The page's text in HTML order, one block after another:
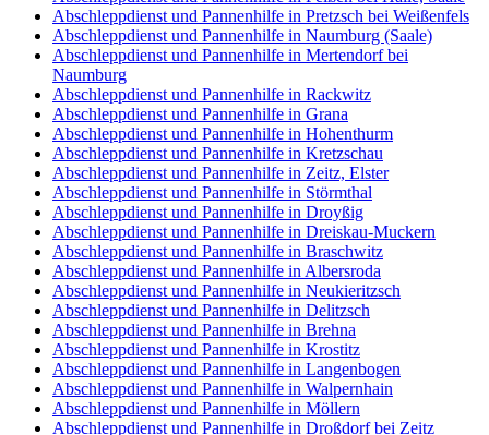
Abschleppdienst und Pannenhilfe in Pretzsch bei Weißenfels
Abschleppdienst und Pannenhilfe in Naumburg (Saale)
Abschleppdienst und Pannenhilfe in Mertendorf bei
Naumburg
Abschleppdienst und Pannenhilfe in Rackwitz
Abschleppdienst und Pannenhilfe in Grana
Abschleppdienst und Pannenhilfe in Hohenthurm
Abschleppdienst und Pannenhilfe in Kretzschau
Abschleppdienst und Pannenhilfe in Zeitz, Elster
Abschleppdienst und Pannenhilfe in Störmthal
Abschleppdienst und Pannenhilfe in Droyßig
Abschleppdienst und Pannenhilfe in Dreiskau-Muckern
Abschleppdienst und Pannenhilfe in Braschwitz
Abschleppdienst und Pannenhilfe in Albersroda
Abschleppdienst und Pannenhilfe in Neukieritzsch
Abschleppdienst und Pannenhilfe in Delitzsch
Abschleppdienst und Pannenhilfe in Brehna
Abschleppdienst und Pannenhilfe in Krostitz
Abschleppdienst und Pannenhilfe in Langenbogen
Abschleppdienst und Pannenhilfe in Walpernhain
Abschleppdienst und Pannenhilfe in Möllern
Abschleppdienst und Pannenhilfe in Droßdorf bei Zeitz